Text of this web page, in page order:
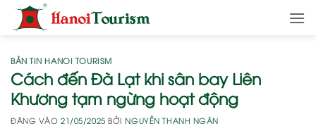
qua
dungBẢN TIN HANOI TOURISM
Cách đến Đà Lạt khi sân bay Liên
Khương tạm ngừng hoạt động
ĐĂNG VÀO21/05/2025 BỞINGUYỄN THANH NGÂN